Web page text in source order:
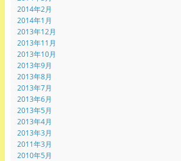
2014年2月
2014年1月
2013年12月
2013年11月
2013年10月
2013年9月
2013年8月
2013年7月
2013年6月
2013年5月
2013年4月
2013年3月
2011年3月
2010年5月